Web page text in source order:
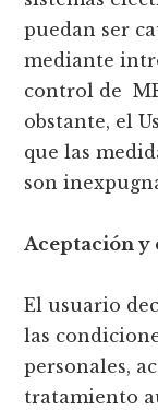
puedan ser
mediante
control de
obstante, el
que las
son
Aceptación
El usuario
las
personales,
tratamiento